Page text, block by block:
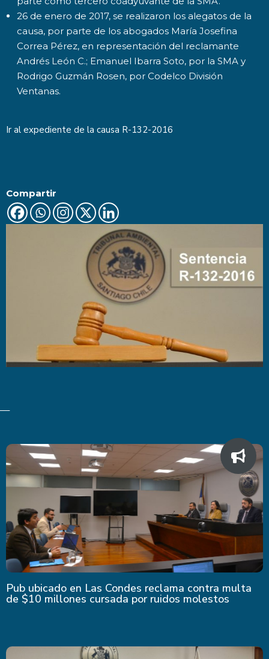
26 de enero de 2017, se realizaron los alegatos de la
causa, por parte de los abogados María Josefina
Correa Pérez, en representación del reclamante
Andrés León C.; Emanuel Ibarra Soto, por la SMA y
Rodrigo Guzmán Rosen, por Codelco División
Ventanas.
Ir al expediente de la causa R-132-2016
Compartir
Pub ubicado en Las Condes reclama contra multa
de $10 millones cursada por ruidos molestos